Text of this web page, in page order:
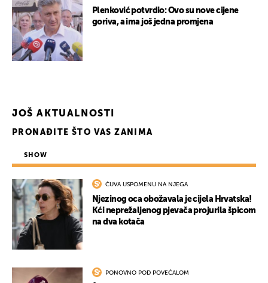
Plenković potvrdio: Ovo su nove cijene
goriva, a ima još jedna promjena
JOŠ AKTUALNOSTI
PRONAĐITE ŠTO VAS ZANIMA
SHOW
ČUVA USPOMENU NA NJEGA
Njezinog oca obožavala je cijela Hrvatska!
Kći neprežaljenog pjevača projurila špicom
na dva kotača
PONOVNO POD POVEĆALOM